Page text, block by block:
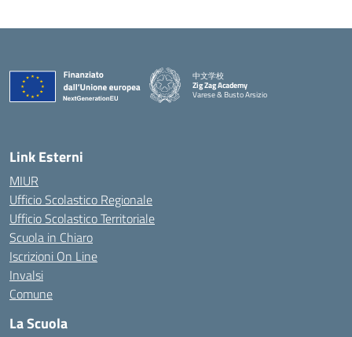
中文学校
Zig Zag Academy
Varese & Busto Arsizio
Link Esterni
MIUR
Ufficio Scolastico Regionale
Ufficio Scolastico Territoriale
Scuola in Chiaro
Iscrizioni On Line
Invalsi
Comune
La Scuola